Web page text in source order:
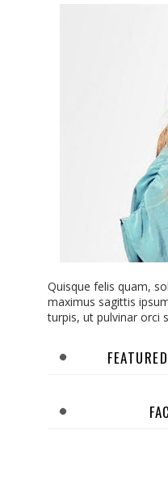
Quisque felis quam,
maximus sagittis
turpis, ut pulvinar orci